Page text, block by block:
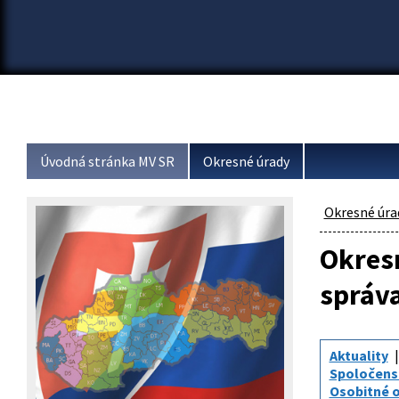
Úvodná stránka MV SR Okresné úrady
Okresné
Aktuality
Osobitné